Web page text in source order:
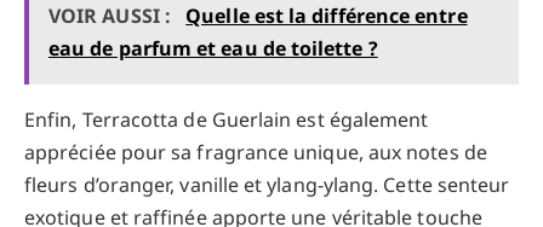
VOIR AUSSI :
Quelle est la différence entre
eau de parfum et eau de toilette ?
Enfin, Terracotta de Guerlain est également
appréciée pour sa fragrance unique, aux notes de
fleurs d’oranger, vanille et ylang-ylang. Cette senteur
exotique et raffinée apporte une véritable touche